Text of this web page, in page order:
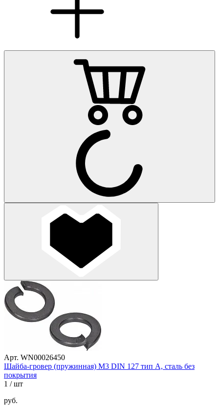
Арт. WN00026450
Шайба-гровер (пружинная) М3 DIN 127 тип A, сталь без
покрытия
1 / шт
руб.